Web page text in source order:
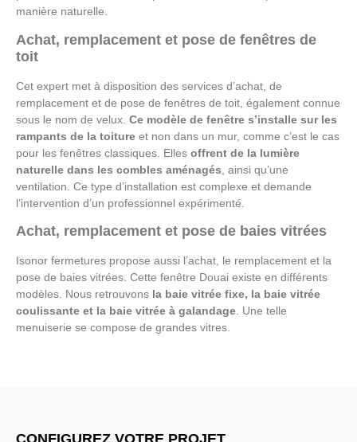
manière naturelle.
Achat, remplacement et pose de fenêtres de
toit
Cet expert met à disposition des services d’achat, de
remplacement et de pose de fenêtres de toit, également connue
sous le nom de velux. Ce modèle de fenêtre s’installe sur les
rampants de la toiture et non dans un mur, comme c’est le cas
pour les fenêtres classiques. Elles offrent de la lumière
naturelle dans les combles aménagés , ainsi qu’une
ventilation. Ce type d’installation est complexe et demande
l’intervention d’un professionnel expérimenté.
Achat, remplacement et pose de baies vitrées
Isonor fermetures propose aussi l’achat, le remplacement et la
pose de baies vitrées. Cette fenêtre Douai existe en différents
modèles. Nous retrouvons la baie vitrée fixe, la baie vitrée
coulissante et la baie vitrée à galandage . Une telle
menuiserie se compose de grandes vitres.